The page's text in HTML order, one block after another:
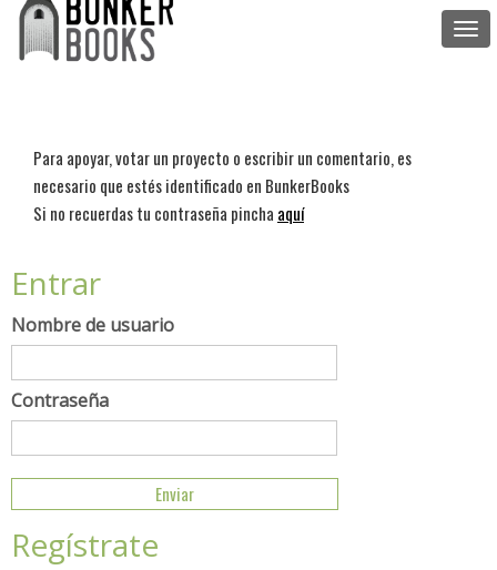
Para apoyar, votar un proyecto o escribir un comentario, es
necesario que estés identificado en BunkerBooks
Si no recuerdas tu contraseña pincha aquí
Entrar
Nombre de usuario
Contraseña
Regístrate